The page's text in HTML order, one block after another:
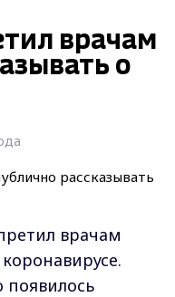
врачам
о
врачам